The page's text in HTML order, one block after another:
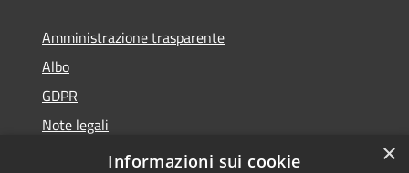
Amministrazione trasparente
Albo
GDPR
Note legali
Dichiarazione di accessibilità
×
Informazioni sui cookie